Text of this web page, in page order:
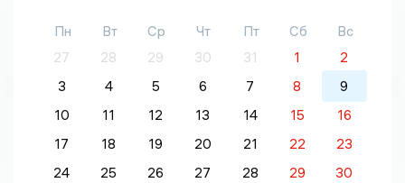
Пн Вт Ср Чт Пт Сб
Вс
27
28 29 30 31 1
2
3
4 5 6 7 8
9
10
11 12 13 14 15
16
17
18 19 20 21 22
23
24
25 26 27 28 29
30